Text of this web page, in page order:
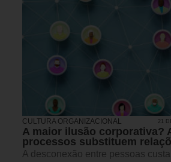
CULTURA ORGANIZACIONAL 21
A maior ilusão corporativa?
processos substituem
A desconexão entre pessoas